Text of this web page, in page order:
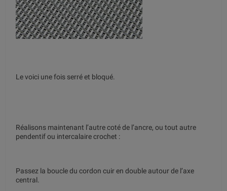
Le voici une fois serré et bloqué.
Réalisons maintenant l’autre coté de l’ancre, ou tout autre
pendentif ou intercalaire crochet :
Passez la boucle du cordon cuir en double autour de l’axe
central.